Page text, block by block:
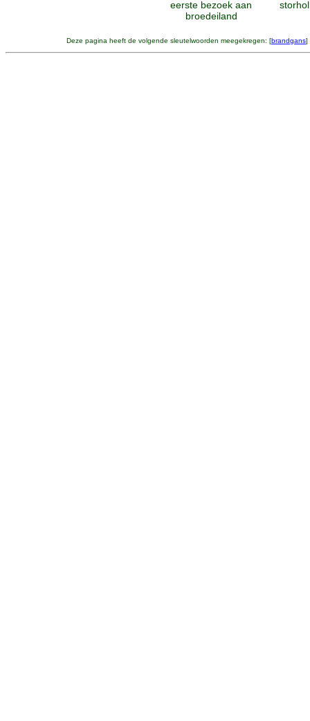
eerste bezoek aan
broedeiland
Deze pagina heeft de volgende sleutelwoorden meegekregen: [brandgans]